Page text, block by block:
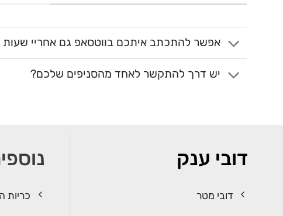
אפשר להתכתב איתכם בווטסאפ גם אחריי שעות
יש דרך להתקשר לאחד מהסניפים שלכם?
דובי ענק
דובי מטר כריות